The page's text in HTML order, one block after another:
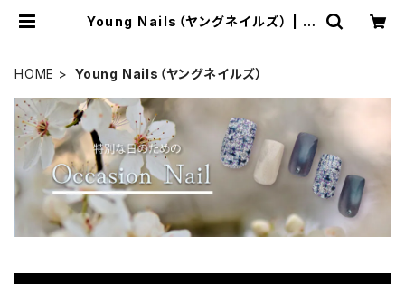
Young Nails（ヤングネイルズ） | Si
HOME Young Nails（ヤングネイルズ）